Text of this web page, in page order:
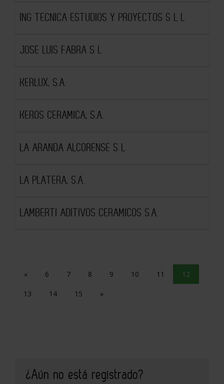
ING TECNICA ESTUDIOS Y PROYECTOS S L L
JOSE LUIS FABRA S L
KERLUX, S.A.
KEROS CERAMICA, S.A.
LA ARANDA ALCORENSE S L
LA PLATERA, S.A.
LAMBERTI ADITIVOS CERAMICOS S.A.
« 6 7 8 9 10 11 12
13 14 15 »
¿Aún no está registrado?